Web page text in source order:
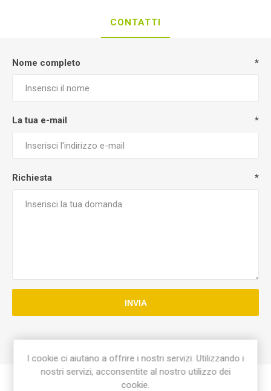
CONTATTI
Nome completo *
La tua e-mail *
Richiesta *
INVIA
I cookie ci aiutano a offrire i nostri servizi. Utilizzando i
nostri servizi, acconsentite al nostro utilizzo dei
cookie.